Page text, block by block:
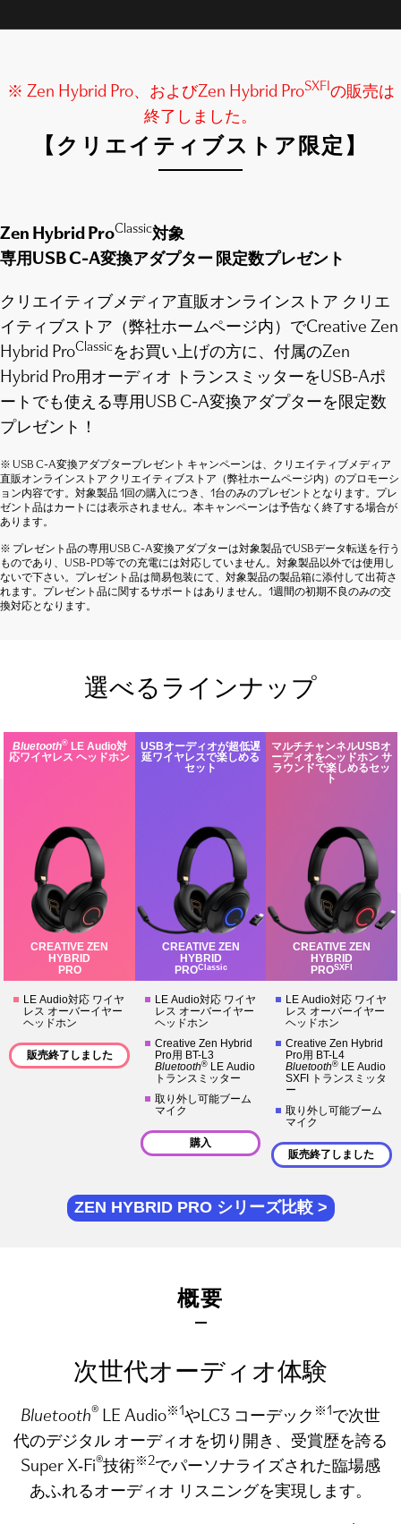
※ Zen Hybrid Pro、およびZen Hybrid ProSXFI の販売は
終了しました。
【クリエイティブストア限定】
Zen Hybrid ProClassic対象
専用USB C-A変換アダプター 限定数プレゼント
クリエイティブメディア直販オンラインストア クリエ
イティブストア（弊社ホームページ内）でCreative Zen
Hybrid ProClassicをお買い上げの方に、付属のZen
Hybrid Pro用オーディオ トランスミッターをUSB-Aポ
ートでも使える専用USB C-A変換アダプターを限定数
プレゼント！
※ USB C-A変換アダプタープレゼント キャンペーンは、クリエイティブメディア
直販オンラインストア クリエイティブストア（弊社ホームページ内）のプロモーシ
ョン内容です。対象製品 1回の購入につき、1台のみのプレゼントとなります。プレ
ゼント品はカートには表示されません。本キャンペーンは予告なく終了する場合が
あります。
※ プレゼント品の専用USB C-A変換アダプターは対象製品でUSBデータ転送を行う
ものであり、USB-PD等での充電には対応していません。対象製品以外では使用し
ないで下さい。プレゼント品は簡易包装にて、対象製品の製品箱に添付して出荷さ
れます。プレゼント品に関するサポートはありません。1週間の初期不良のみの交
換対応となります。
選べるラインナップ
Bluetooth®LE Audio対
応ワイヤレス ヘッドホン
CREATIVE ZEN
HYBRID
PRO
LE Audio対応 ワイヤ
レス オーバーイヤー
ヘッドホン
販売終了しました
USBオーディオが超低遅
延ワイヤレスで楽しめる
セット
CREATIVE ZEN
HYBRID
PROClassic
LE Audio対応 ワイヤ
レス オーバーイヤー
ヘッドホン
Creative Zen Hybrid
Pro用 BT-L3
Bluetooth®LE Audio
トランスミッター
取り外し可能ブーム
マイク
購入
マルチチャンネルUSBオ
ーディオをヘッドホン サ
ラウンドで楽しめるセッ
ト
CREATIVE ZEN
HYBRID
PROSXFI
LE Audio対応 ワイヤ
レス オーバーイヤー
ヘッドホン
Creative Zen Hybrid
Pro用 BT-L4
Bluetooth® LE Audio
SXFI トランスミッタ
ー
取り外し可能ブーム
マイク
販売終了しました
ZEN HYBRID PRO シリーズ比較
概要
次世代オーディオ体験
Bluetooth® LE Audio※1 やLC3 コーデック ※1 で次世
代のデジタル オーディオを切り開き、受賞歴を誇る
Super X‑Fi®技術※2でパーソナライズされた臨場感
あふれるオーディオ リスニングを実現します。